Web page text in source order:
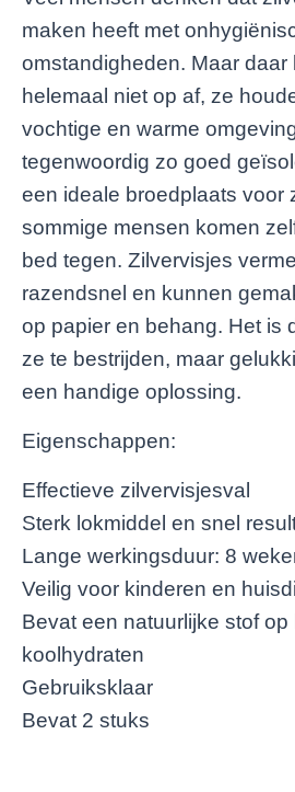
maken heeft met
omstandigheden. Maar daar
helemaal niet op af, ze
vochtige en warme
tegenwoordig zo goed
een ideale broedplaats voor
sommige mensen komen
bed tegen. Zilvervisjes
razendsnel en kunnen
op papier en behang. Het is
ze te bestrijden, maar
een handige oplossing.
Eigenschappen:
Effectieve zilvervisjesval
Sterk lokmiddel en snel
Lange werkingsduur: 8
Veilig voor kinderen en
Bevat een natuurlijke stof op
koolhydraten
Gebruiksklaar
Bevat 2 stuks